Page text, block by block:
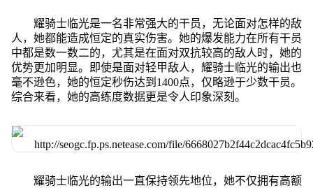
耀骑士临光是一名非常强大的干员，无论面对怎样的敌
人，她都能造成恒定的真实伤害。她的爆发能力在所有干员
中都是数一数二的，尤其是在面对双抗较高的敌人时，她的
优势更加明显。即使是面对轻甲敌人，耀骑士临光的输出也
毫不逊色，她的恒定秒伤达到1400点，仅略逊于少数干员。
综合来看，她的高练度数据更是令人印象深刻。
耀骑士临光的输出一直保持领先地位，她不仅拥有高额